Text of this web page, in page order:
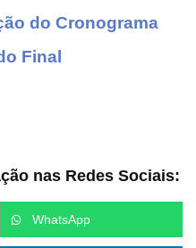
do Cronograma
Final
nas Redes Sociais:
WhatsApp